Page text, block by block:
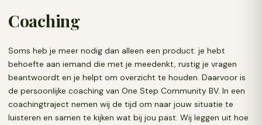
Coaching
Soms heb je meer nodig dan alleen een product: je hebt
behoefte aan iemand die met je meedenkt, rustig je vragen
beantwoordt en je helpt om overzicht te houden. Daarvoor is
de persoonlijke coaching van One Step Community BV. In een
coachingtraject nemen wij de tijd om naar jouw situatie te
luisteren en samen te kijken wat bij jou past. Wij leggen uit hoe